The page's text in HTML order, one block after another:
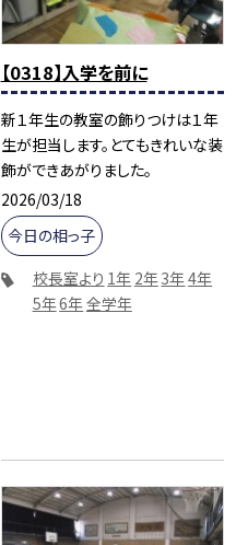
【0318】入学を前に
新１年生の教室の飾りつけは１年
生が担当します。とてもきれいな装
飾ができあがりました。
2026/03/18
今日の相っ子
校長室より 1年 2年3年4年
5年6年全学年